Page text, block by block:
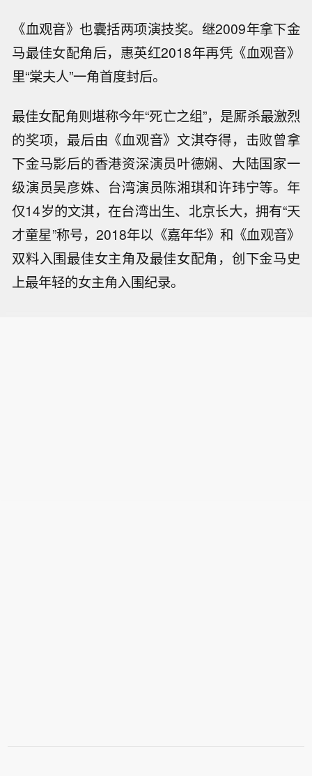
《血观音》也囊括两项演技奖。继2009年拿下金
马最佳女配角后，惠英红2018年再凭《血观音》
里“棠夫人”一角首度封后。
最佳女配角则堪称今年“死亡之组”，是厮杀最激烈
的奖项，最后由《血观音》文淇夺得，击败曾拿
下金马影后的香港资深演员叶德娴、大陆国家一
级演员吴彦姝、台湾演员陈湘琪和许玮宁等。年
仅14岁的文淇，在台湾出生、北京长大，拥有“天
才童星”称号，2018年以《嘉年华》和《血观音》
双料入围最佳女主角及最佳女配角，创下金马史
上最年轻的女主角入围纪录。